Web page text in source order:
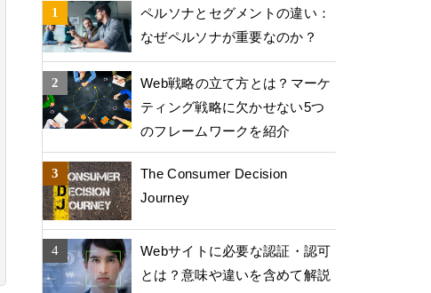
ペルソナとセグメントの違い：
なぜペルソナが重要なのか？
Web戦略の立て方とは？マーケ
ティング戦略に欠かせない5つ
のフレームワークを紹介
The Consumer Decision
Journey
Webサイトに必要な認証・認可
とは？意味や違いを含めて解説